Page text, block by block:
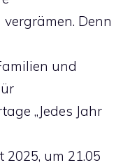
Denn
und
„Jedes Jahr
2025, um 21.05